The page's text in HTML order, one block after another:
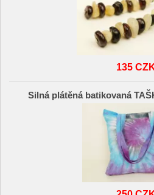
135
Silná plátěná batikovaná